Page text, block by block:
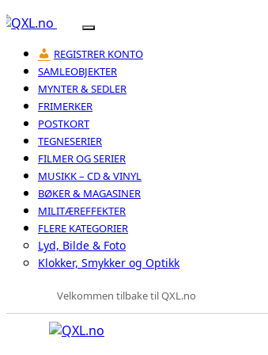
REGISTRER KONTO
SAMLEOBJEKTER
MYNTER & SEDLER
FRIMERKER
POSTKORT
TEGNESERIER
FILMER OG SERIER
MUSIKK – CD & VINYL
BØKER & MAGASINER
MILITÆREFFEKTER
FLERE KATEGORIER
Lyd, Bilde & Foto
Klokker, Smykker og Optikk
Velkommen tilbake til QXL.no